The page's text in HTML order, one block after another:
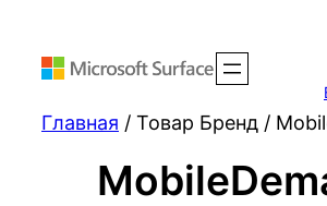
Главная / Товар Бренд /